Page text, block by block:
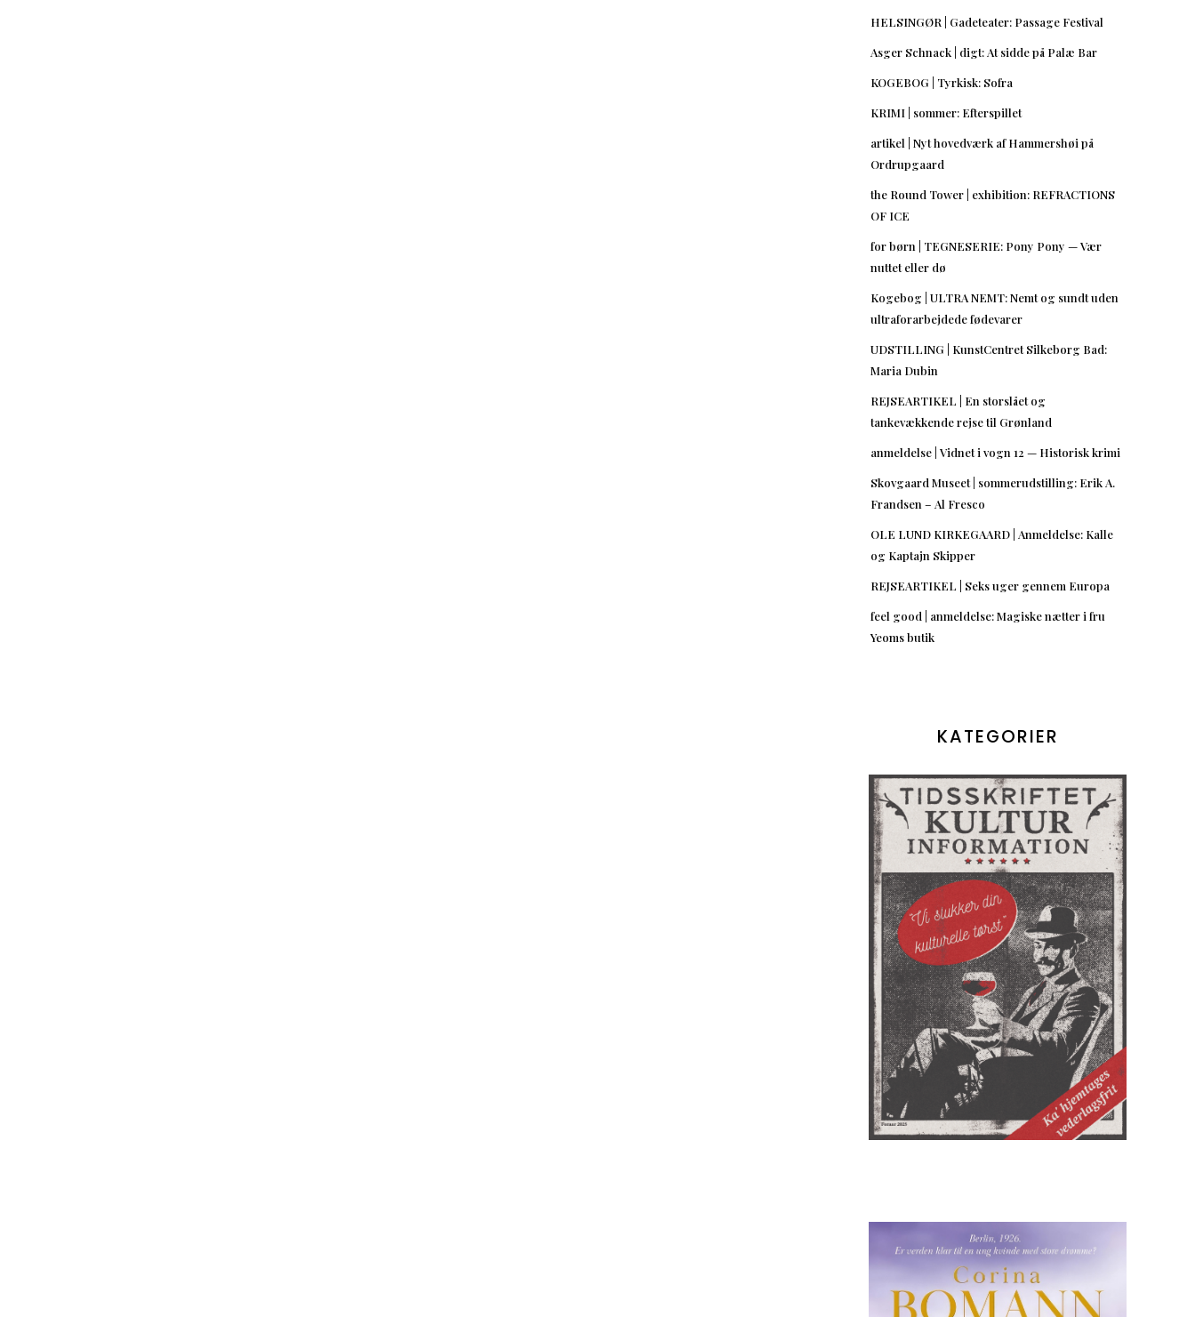
HELSINGØR | Gadeteater: Passage Festival
Asger Schnack | digt: At sidde på Palæ Bar
KOGEBOG | Tyrkisk: Sofra
KRIMI | sommer: Efterspillet
artikel | Nyt hovedværk af Hammershøi på
Ordrupgaard
the Round Tower | exhibition: REFRACTIONS
OF ICE
for børn | TEGNESERIE: Pony Pony — Vær
nuttet eller dø
Kogebog | ULTRA NEMT: Nemt og sundt uden
ultraforarbejdede fødevarer
UDSTILLING | KunstCentret Silkeborg Bad:
Maria Dubin
REJSEARTIKEL | En storslået og
tankevækkende rejse til Grønland
anmeldelse | Vidnet i vogn 12 — Historisk krimi
Skovgaard Museet | sommerudstilling: Erik A.
Frandsen – Al Fresco
OLE LUND KIRKEGAARD | Anmeldelse: Kalle
og Kaptajn Skipper
REJSEARTIKEL | Seks uger gennem Europa
feel good | anmeldelse: Magiske nætter i fru
Yeoms butik
KATEGORIER